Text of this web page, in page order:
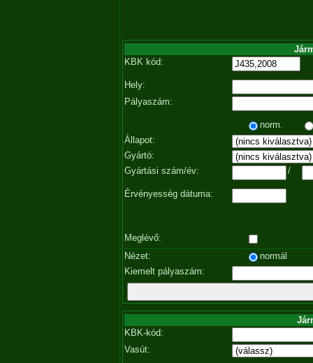
KBK kód:
Hely:
Pályaszám:
norm.
Állapot:
Gyártó:
Gyártási szám/év:
/
Érvényesség dátuma:
Meglévő:
Nézet:
normál
Kiemelt pályaszám:
KBK-kód:
Vasút: